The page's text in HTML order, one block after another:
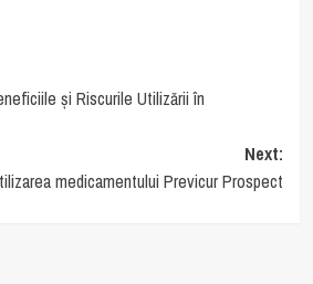
și Riscurile Utilizării în
Next:
medicamentului Previcur Prospect